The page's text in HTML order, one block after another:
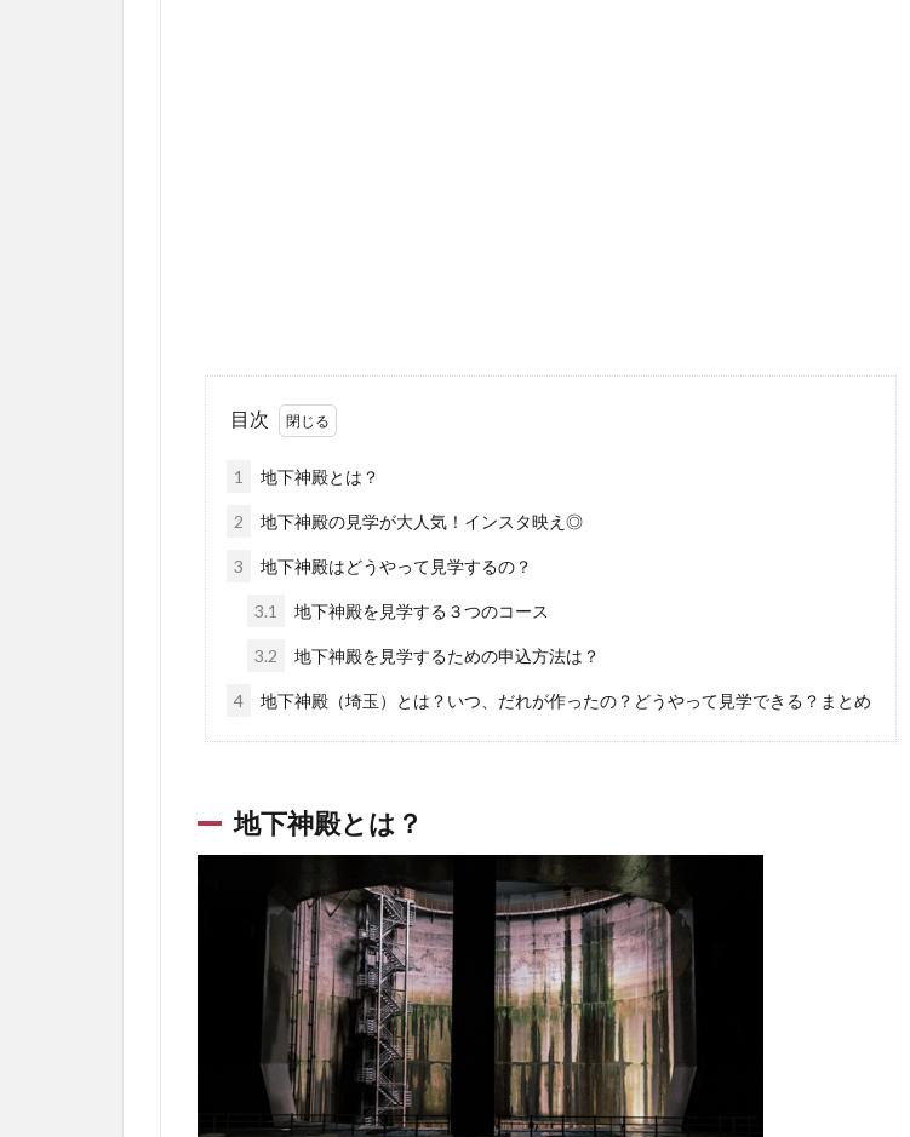
目次
1 地下神殿とは？
2 地下神殿の見学が大人気！インスタ映え◎
3 地下神殿はどうやって見学するの？
3.1 地下神殿を見学する３つのコース
3.2 地下神殿を見学するための申込方法は？
4 地下神殿（埼玉）とは？いつ、だれが作ったの？どうやって見学できる？まとめ
地下神殿とは？